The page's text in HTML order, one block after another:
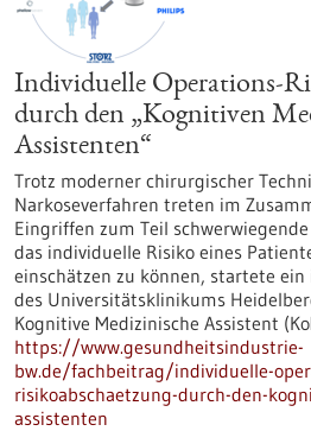
Individuelle Operations-
durch den „Kognitiven
Assistenten“
Trotz moderner chirurgischer
Narkoseverfahren treten im
Eingriffen zum Teil
das individuelle Risiko eines
einschätzen zu können, startete
des Universitätsklinikums
Kognitive Medizinische Assistent
https://www.gesundheitsindustrie-
bw.de/fachbeitrag/individuelle-
risikoabschaetzung-durch-den-
assistenten